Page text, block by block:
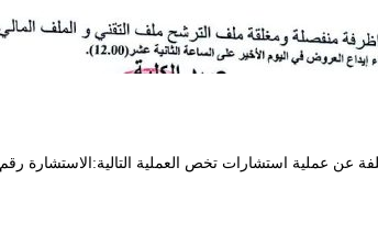
عن عملية استشارات تخص العملية التالية:الاستشارة رقم